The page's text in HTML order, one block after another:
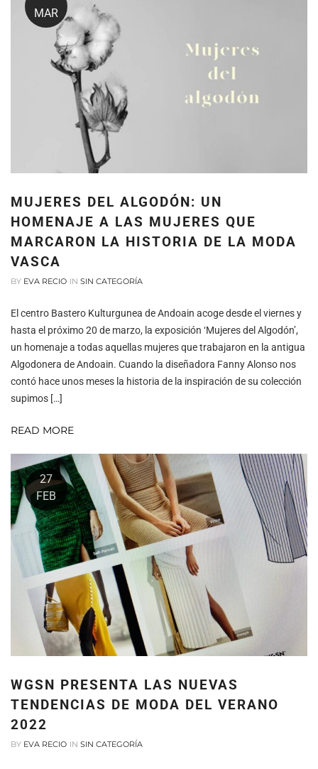
MAR
MUJERES DEL ALGODÓN: UN
HOMENAJE A LAS MUJERES QUE
MARCARON LA HISTORIA DE LA MODA
VASCA
BY EVA RECIO IN SIN CATEGORÍA
El centro Bastero Kulturgunea de Andoain acoge desde el viernes y
hasta el próximo 20 de marzo, la exposición ‘Mujeres del Algodón’,
un homenaje a todas aquellas mujeres que trabajaron en la antigua
Algodonera de Andoain. Cuando la diseñadora Fanny Alonso nos
contó hace unos meses la historia de la inspiración de su colección
supimos […]
READ MORE
27
FEB
WGSN PRESENTA LAS NUEVAS
TENDENCIAS DE MODA DEL VERANO
2022
BY EVA RECIO IN SIN CATEGORÍA